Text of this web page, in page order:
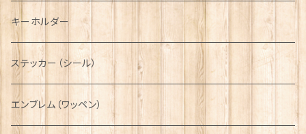
ディアストーカー
ニット帽
タータン【Glencroft】
ボタンラップマフラー【Aran Traditions】
スカーフ
ファッションマスク
その他のアクセサリー
ラブスプーン【PAUL CURTIS】
ティーコジー
その他テーブルウェア
乗り物
動物＆植物
国旗＆紋章
ミリタリー
NAVY
AIRFORCE
ピューター
キーホルダー
ステッカー（シール）
エンブレム（ワッペン）